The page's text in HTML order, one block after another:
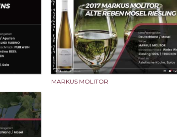
MARKUS MOLITOR